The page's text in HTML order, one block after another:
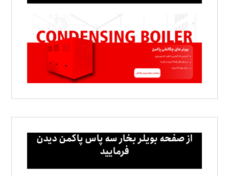
از صفحه بویلر بخار سه پاس پاکمن دیدن
فرمایید